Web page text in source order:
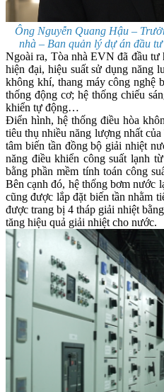
Ông Nguyễn Quang Hậu –
nhà – Ban quản lý dự án đầu
Ngoài ra, Tòa nhà EVN đã đầu tư
hiện đại, hiệu suất sử dụng năng
không khí, thang máy công nghệ
thống động cơ; hệ thống chiếu
khiển tự động…
Điển hình, hệ thống điều hòa
tiêu thụ nhiều năng lượng nhất
tâm biến tần đồng bộ giải nhiệt
năng điều khiển công suất lạnh
bằng phần mềm tính toán công
Bên cạnh đó, hệ thống bơm nước
cũng được lắp đặt biến tần nhằm
được trang bị 4 tháp giải nhiệt
tăng hiệu quả giải nhiệt cho nước.